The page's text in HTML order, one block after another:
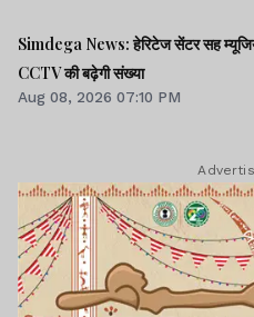
Simdega News: हेरिटेज सेंटर सह
CCTV की बढ़ेगी संख्या
Aug 08, 2026 07:10 PM